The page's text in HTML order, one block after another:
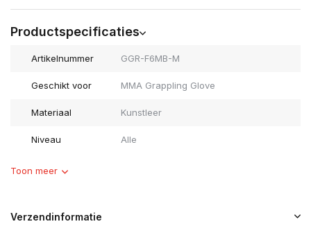
Productspecificaties
Artikelnummer GGR-F6MB-M
Geschikt voor MMA Grappling Glove
Materiaal Kunstleer
Niveau Alle
Toon meer
Verzendinformatie